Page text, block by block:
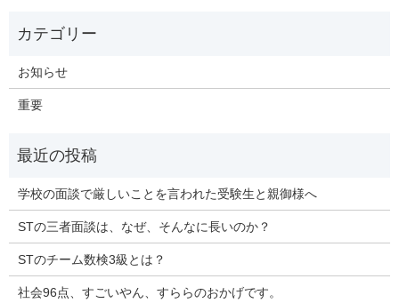
お知らせ
重要
学校の面談で厳しいことを言われた受験生と親御様へ
STの三者面談は、なぜ、そんなに長いのか？
STのチーム数検3級とは？
社会96点、すごいやん、すららのおかげです。